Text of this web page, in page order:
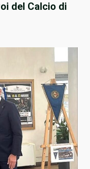
del Calcio di